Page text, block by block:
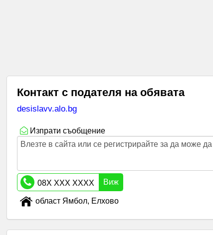
Контакт с подателя на обявата
desislavv.alo.bg
Изпрати съобщение
Влезте в сайта или се регистрирайте за да може
08X XXX XXXX Виж
област Ямбол, Елхово